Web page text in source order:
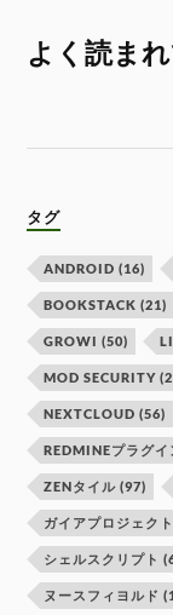
よく読ま
タグ
ANDROID (16)
BOOKSTACK (21)
GROWI (50)
MOD SECURITY
NEXTCLOUD (56)
REDMINEプラグイ
ZENタイル (97)
ガイアプロジェクト
シェルスクリプト
ヌースフィヨルド